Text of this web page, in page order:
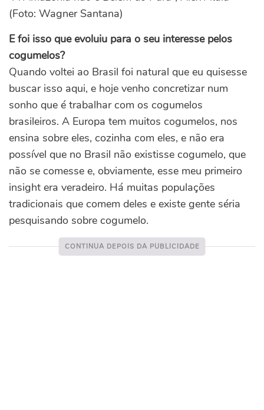
(Foto: Wagner Santana)
E foi isso que evoluiu para o seu interesse pelos
cogumelos?
Quando voltei ao Brasil foi natural que eu quisesse
buscar isso aqui, e hoje venho concretizar num
sonho que é trabalhar com os cogumelos
brasileiros. A Europa tem muitos cogumelos, nos
ensina sobre eles, cozinha com eles, e não era
possível que no Brasil não existisse cogumelo, que
não se comesse e, obviamente, esse meu primeiro
insight era veradeiro. Há muitas populações
tradicionais que comem deles e existe gente séria
pesquisando sobre cogumelo.